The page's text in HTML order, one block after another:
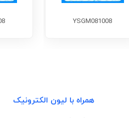
YSGM081008
همراه با لیون الکترونیک